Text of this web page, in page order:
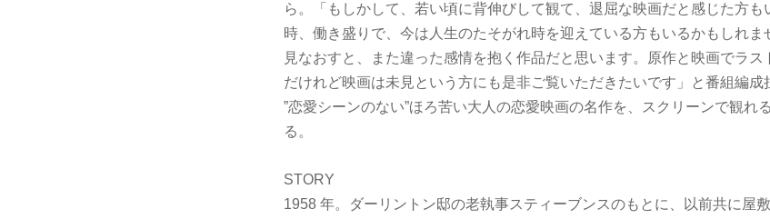
ら。「もしかして、若い頃に背伸びして観て、退屈な映画だと感じた方も
時、働き盛りで、今は人生のたそがれ時を迎えている方もいるかもしれま
見なおすと、また違った感情を抱く作品だと思います。原作と映画でラ
だけれど映画は未見という方にも是非ご覧いただきたいです」と番組編成
”恋愛シーンのない”ほろ苦い大人の恋愛映画の名作を、スクリーンで観れ
る。
STORY
1958 年。ダーリントン邸の老執事スティーブンスのもとに、以前共に屋